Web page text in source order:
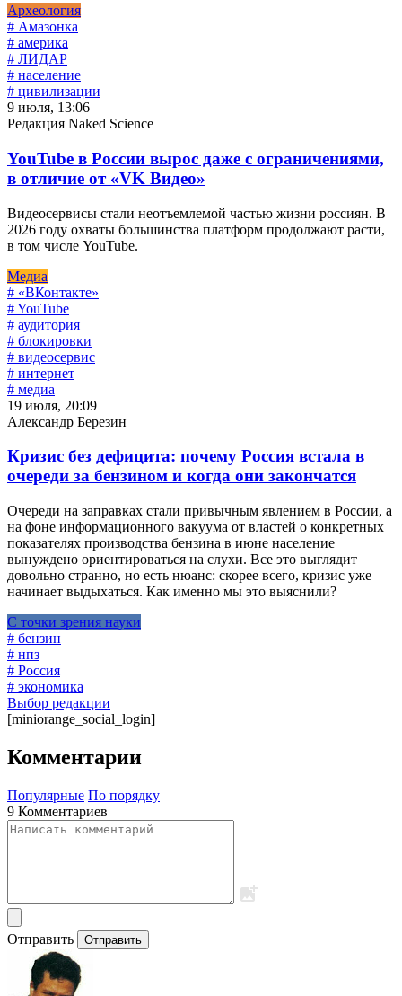
Археология
# Амазонка
# америка
# ЛИДАР
# население
# цивилизации
9 июля, 13:06
Редакция Naked Science
YouTube в России вырос даже с ограничениями,
в отличие от «VK Видео»
Видеосервисы стали неотъемлемой частью жизни россиян. В
2026 году охваты большинства платформ продолжают расти,
в том числе YouTube.
Медиа
# «ВКонтакте»
# YouTube
# аудитория
# блокировки
# видеосервис
# интернет
# медиа
19 июля, 20:09
Александр Березин
Кризис без дефицита: почему Россия встала в
очереди за бензином и когда они закончатся
Очереди на заправках стали привычным явлением в России, а
на фоне информационного вакуума от властей о конкретных
показателях производства бензина в июне население
вынуждено ориентироваться на слухи. Все это выглядит
довольно странно, но есть нюанс: скорее всего, кризис уже
начинает выдыхаться. Как именно мы это выяснили?
С точки зрения науки
# бензин
# нпз
# Россия
# экономика
Выбор редакции
[miniorange_social_login]
Комментарии
Популярные По порядку
9 Комментариев
Отправить Отправить